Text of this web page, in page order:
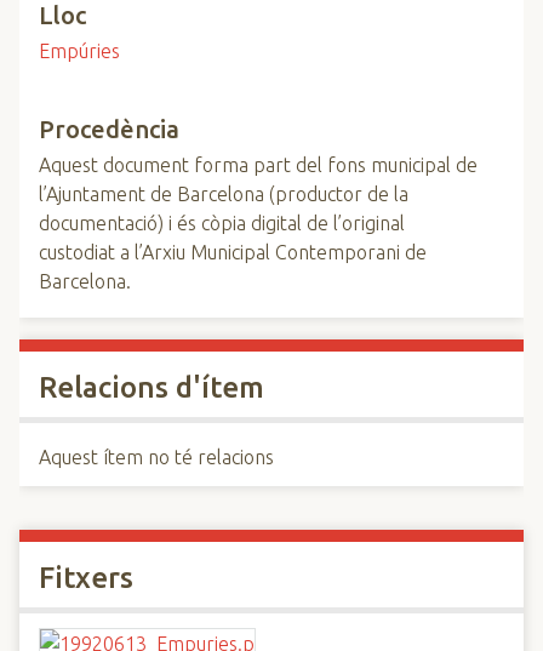
Lloc
Empúries
Procedència
Aquest document forma part del fons municipal de
l’Ajuntament de Barcelona (productor de la
documentació) i és còpia digital de l’original
custodiat a l’Arxiu Municipal Contemporani de
Barcelona.
Relacions d'ítem
Aquest ítem no té relacions
Fitxers